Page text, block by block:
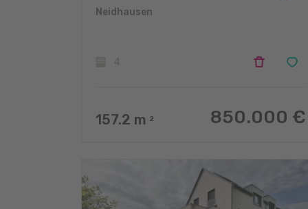
Neidhausen
157.2 m 2 850.000 €